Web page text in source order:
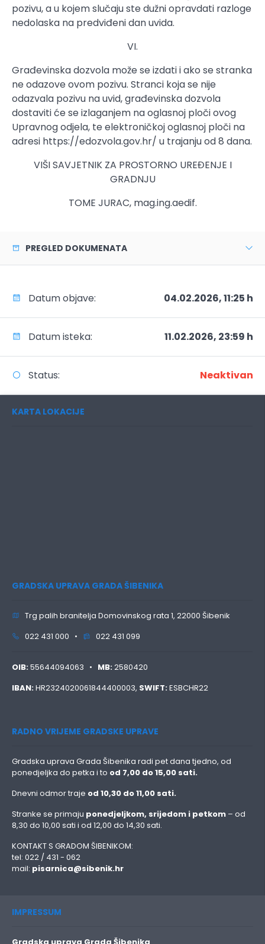
pozivu, a u kojem slučaju ste dužni opravdati razloge
nedolaska na predviđeni dan uvida.
VI.
Građevinska dozvola može se izdati i ako se stranka
ne odazove ovom pozivu. Stranci koja se nije
odazvala pozivu na uvid, građevinska dozvola
dostaviti će se izlaganjem na oglasnoj ploči ovog
Upravnog odjela, te elektroničkoj oglasnoj ploči na
adresi https://edozvola.gov.hr/ u trajanju od 8 dana.
VIŠI SAVJETNIK ZA PROSTORNO UREĐENJE I
GRADNJU
TOME JURAC, mag.ing.aedif.
PREGLED DOKUMENATA
Datum objave: 04.02.2026, 11:25 h
Datum isteka: 11.02.2026, 23:59 h
Status: Neaktivan
KARTA LOKACIJE
GRADSKA UPRAVA GRADA ŠIBENIKA
Trg palih branitelja Domovinskog rata 1, 22000 Šibenik
022 431 000 •
022 431 099
OIB:55644094063 • MB:2580420
IBAN:HR2324020061844400003, SWIFT:ESBCHR22
RADNO VRIJEME GRADSKE UPRAVE
Gradska uprava Grada Šibenika radi pet dana tjedno, od
ponedjeljka do petka i to od 7,00 do 15,00 sati.
Dnevni odmor traje od 10,30 do 11,00 sati.
Stranke se primaju ponedjeljkom, srijedom i petkom – od
8,30 do 10,00 sati i od 12,00 do 14,30 sati.
KONTAKT S GRADOM ŠIBENIKOM:
tel: 022 / 431 - 062
mail: pisarnica@sibenik.hr
IMPRESSUM